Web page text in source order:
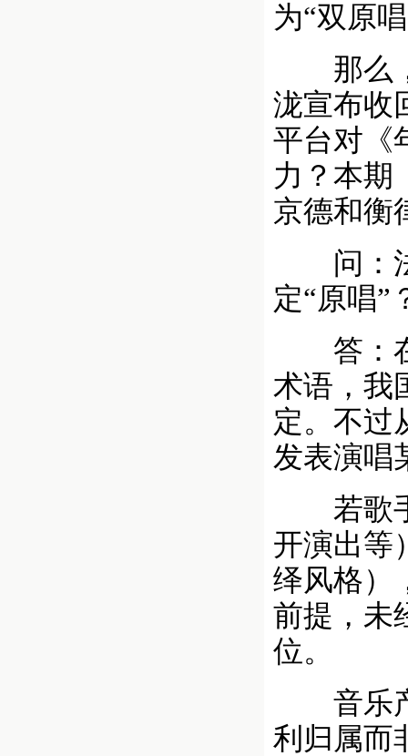
为“双原
那么，
泷宣布收
平台对《
力？本期
京德和衡
问：法
定“原唱”
答：在
术语，我
定。不过
发表演唱
若歌手
开演出等
绎风格）
前提，未
位。
音乐产
利归属而